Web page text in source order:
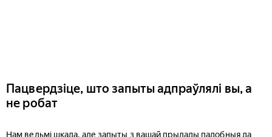
Пацвердзіце, што запыты адпраўлялі вы, а
не робат
Нам вельмі шкада, але запыты з вашай прылады падобныя да